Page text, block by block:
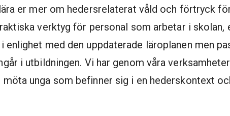
er mer om hedersrelaterat våld och förtryck
verktyg för personal som arbetar i skolan,
enlighet med den uppdaterade läroplanen men
i utbildningen. Vi har genom våra
unga som befinner sig i en hederskontext